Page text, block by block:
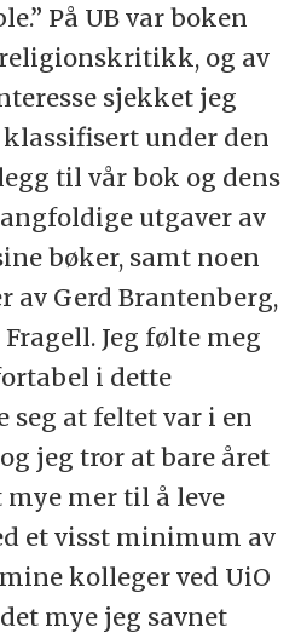
På UB var boken
og av
sjekket jeg
under den
til vår bok og dens
utgaver av
bøker, samt noen
av Gerd Brantenberg,
Jeg følte meg
i dette
seg at feltet var i en
jeg tror at bare året
mye mer til å leve
et visst minimum av
kolleger ved UiO
mye jeg savnet